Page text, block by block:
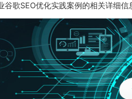
谷歌SEO优化实践案例的相关详细信